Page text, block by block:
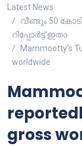
Latest News
വീണ്ടും 50
റിപ്പോർട്ട് ഇതാ
Mammootty’s
worldwide
gross